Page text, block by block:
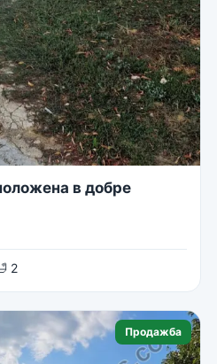
в добре
2
Продажба